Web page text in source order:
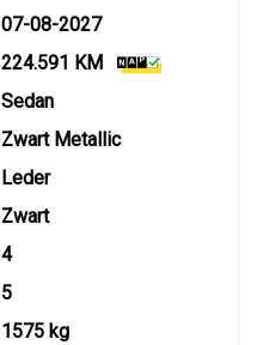
07-08-2027
224.591 KM
Sedan
Zwart Metallic
Leder
Zwart
4
5
1575 kg